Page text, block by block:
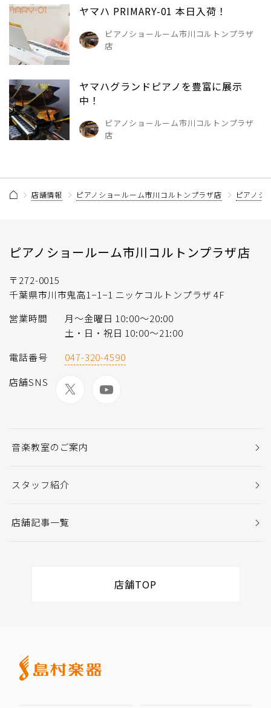
ヤマハ PRIMARY-01 本日入荷！
ピアノショールーム市川コルトンプラザ
店
ヤマハグランドピアノを豊富に展示
中！
ピアノショールーム市川コルトンプラザ
店
店舗情報 ピアノショールーム市川コルトンプラザ店 ピアノシ
ピアノショールーム市川コルトンプラザ店
〒272-0015
千葉県市川市鬼高1−1−1 ニッケコルトンプラザ 4F
営業時間
月〜金曜日 10:00〜20:00
土・日・祝日 10:00〜21:00
電話番号
047-320-4590
店舗SNS
音楽教室のご案内
スタッフ紹介
店舗記事一覧
店舗TOP